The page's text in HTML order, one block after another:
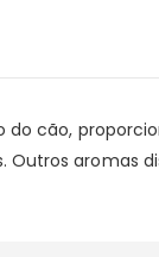
cão,
Outros aromas